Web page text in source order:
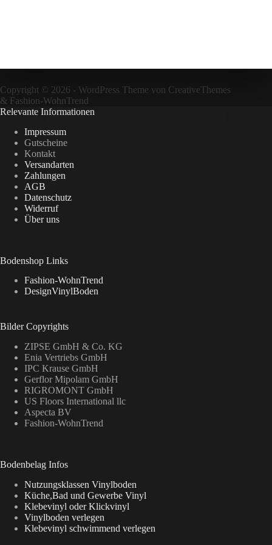
Copyright © 2026 - WordPress Theme von CreativeThemes
& Fashion-WohnTrend
Relevante Informationen
Impressum
Gutscheine
Kontakt
Versandarten
Zahlungen
AGB
Datenschutz
Widerruf
Über uns
Bodenshop Links
Fashion-WohnTrend
DesignVinylBoden
Bilder Copyrights
ZIPSE GmbH & Co. KG
Enia Vertriebs GmbH
IPC Krause GmbH
Gerflor Mipolam GmbH
RIGROMONT GmbH
US Floors International llc
Aspecta BV
Fashion-WohnTrend
Bodenbelag Infos
Nutzungsklassen Vinylboden
Küche,Bad und Gewerbe Vinyl
Klebevinyl oder Klickvinyl
Vinylboden verlegen
Klebevinyl schwimmend verlegen